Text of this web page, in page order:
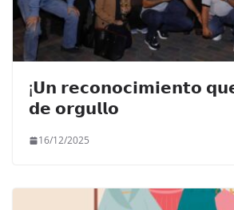
¡𝗨𝗻 𝗿𝗲𝗰𝗼𝗻𝗼𝗰𝗶𝗺𝗶𝗲𝗻𝘁𝗼
𝗱𝗲 𝗼𝗿𝗴𝘂𝗹𝗹𝗼
16/12/2025